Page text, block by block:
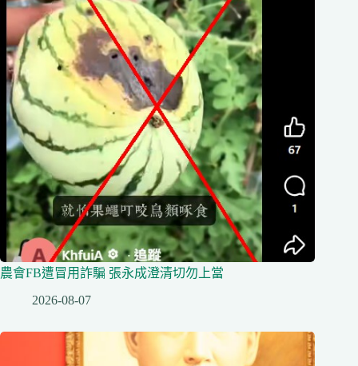
農會FB遭冒用詐騙 張永成澄清切勿上當
2026-08-07